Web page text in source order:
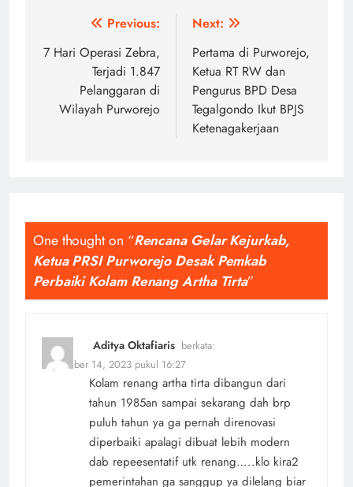
Navigasi
pos
Previous:
7 Hari Operasi Zebra,
Terjadi 1.847
Pelanggaran di
Wilayah Purworejo
Next:
Pertama di Purworejo,
Ketua RT RW dan
Pengurus BPD Desa
Tegalgondo Ikut BPJS
Ketenagakerjaan
One thought on “Rencana Gelar Kejurkab,
Ketua PRSI Purworejo Desak Pemkab
Perbaiki Kolam Renang Artha Tirta”
Aditya Oktafiaris berkata:
September 14, 2023 pukul 16:27
Kolam renang artha tirta dibangun dari
tahun 1985an sampai sekarang dah brp
puluh tahun ya ga pernah direnovasi
diperbaiki apalagi dibuat lebih modern
dab repeesentatif utk renang…..klo kira2
pemerintahan ga sanggup ya dilelang biar